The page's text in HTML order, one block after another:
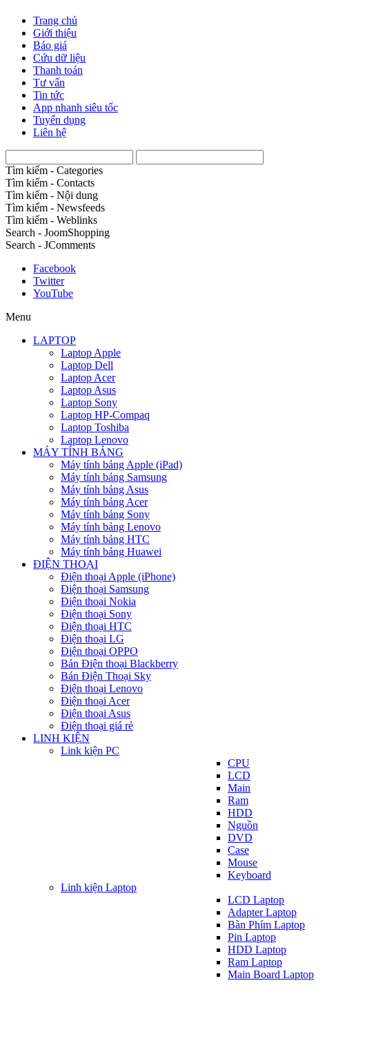
Trang chủ
Giới thiệu
Báo giá
Cứu dữ liệu
Thanh toán
Tư vấn
Tin tức
App nhanh siêu tốc
Tuyển dụng
Liên hệ
Tìm kiếm - Categories
Tìm kiếm - Contacts
Tìm kiếm - Nội dung
Tìm kiếm - Newsfeeds
Tìm kiếm - Weblinks
Search - JoomShopping
Search - JComments
Facebook
Twitter
YouTube
Menu
LAPTOP
Laptop Apple
Laptop Dell
Laptop Acer
Laptop Asus
Laptop Sony
Laptop HP-Compaq
Laptop Toshiba
Laptop Lenovo
MÁY TÍNH BẢNG
Máy tính bảng Apple (iPad)
Máy tính bảng Samsung
Máy tính bảng Asus
Máy tính bảng Acer
Máy tính bảng Sony
Máy tính bảng Lenovo
Máy tính bảng HTC
Máy tính bảng Huawei
ĐIỆN THOẠI
Điện thoại Apple (iPhone)
Điện thoại Samsung
Điện thoại Nokia
Điện thoại Sony
Điện thoại HTC
Điện thoại LG
Điện thoại OPPO
Bán Điện thoại Blackberry
Bán Điện Thoại Sky
Điện thoại Lenovo
Điện thoại Acer
Điện thoại Asus
Điện thoại giá rẻ
LINH KIỆN
Link kiện PC
CPU
LCD
Main
Ram
HDD
Nguồn
DVD
Case
Mouse
Keyboard
Linh kiện Laptop
LCD Laptop
Adapter Laptop
Bàn Phím Laptop
Pin Laptop
HDD Laptop
Ram Laptop
Main Board Laptop